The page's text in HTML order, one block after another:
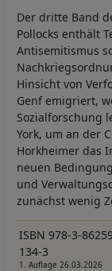
Der dritte Band
Pollocks enthält
Antisemitismus
Hinsicht von
Genf emigriert,
Sozialforschung
York, um an der
Horkheimer das
neuen
und
zunächst wenig
ISBN 978-3-
134-3
1. Auflage 26.03.2026